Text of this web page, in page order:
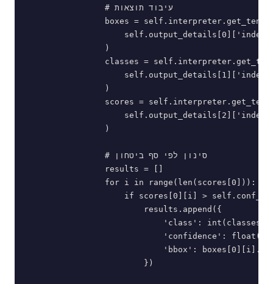
                # עיבוד תוצאות
boxes =
                )
classes =
                )
scores =
                )
                # סינון לפי סף ביטחון
                results = []
                for i in range(len(scores[0])):
if scores[0][i] >
                        results.append({
'class':
'confidence':
'bbox':
                        })